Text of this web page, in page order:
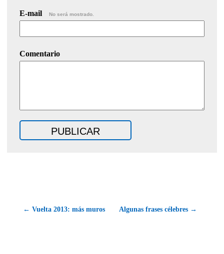
E-mail No será mostrado.
Comentario
← Vuelta 2013: más muros Algunas frases célebres →